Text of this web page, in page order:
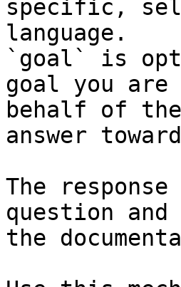
specific,
language.
`goal` is
goal you
behalf of
answer
The
question
the